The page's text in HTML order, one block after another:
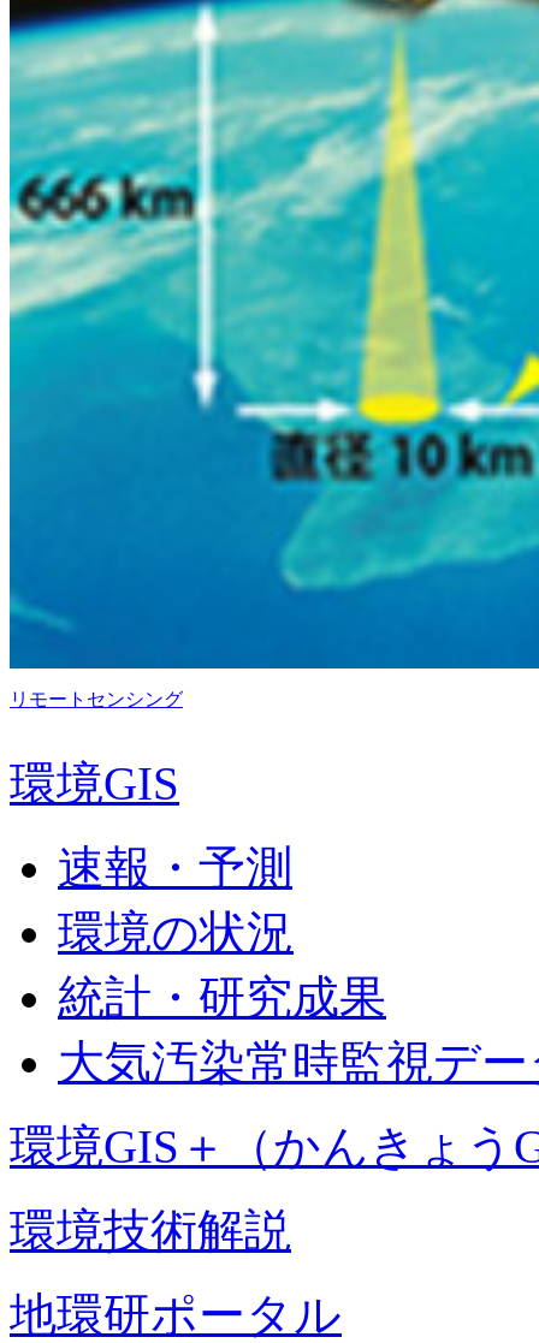
リモートセンシング
環境GIS
速報・予測
環境の状況
統計・研究成果
大気汚染常時監視デ
環境GIS＋（かんきょう
環境技術解説
地環研ポータル